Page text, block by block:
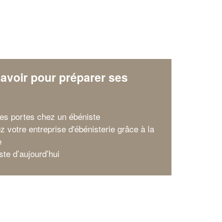
pour préparer ses
portes chez un ébéniste
votre entreprise d'ébénisterie grâce à la
d’aujourd’hui